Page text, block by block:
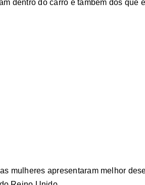
dentro do carro e também dos que
mulheres apresentaram melhor